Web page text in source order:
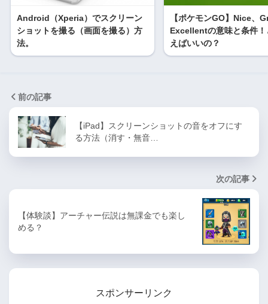
Android（Xperia）でスクリーン
ショットを撮る（画面を撮る）方
法。
【ポケモンGO】Nice、
Excellentの意味と条件！
えばいいの？
前の記事
【iPad】スクリーンショットの音をオフにす
る方法（消す・無音…
次の記事
【体験談】アーチャー伝説は無課金でも楽し
める？
スポンサーリンク